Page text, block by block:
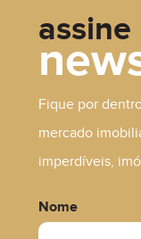
R$
assine
Fique por
mercado
imperdíveis,
Nome